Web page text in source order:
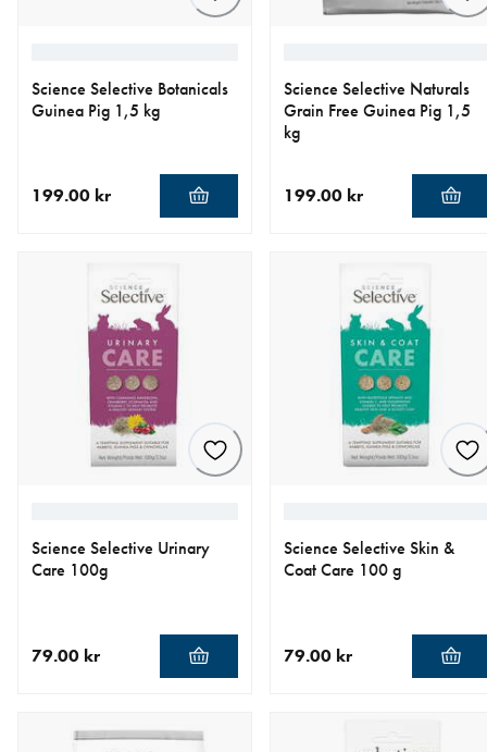
Science Selective Botanicals
Guinea Pig 1,5 kg
199.00 kr
Science Selective Naturals
Grain Free Guinea Pig 1,5
kg
199.00 kr
Science Selective Urinary
Care 100g
79.00 kr
Science Selective Skin &
Coat Care 100 g
79.00 kr